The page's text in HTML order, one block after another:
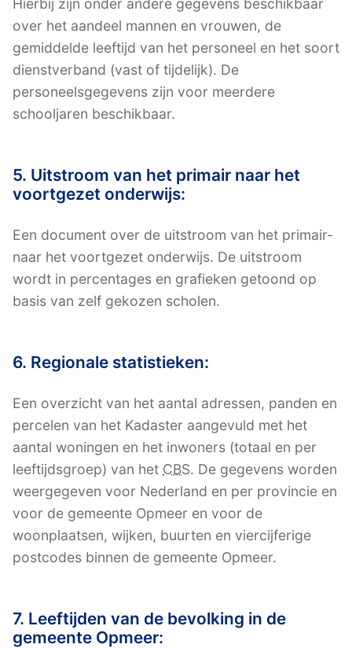
Hierbij zijn onder andere gegevens beschikbaar
over het aandeel mannen en vrouwen, de
gemiddelde leeftijd van het personeel en het soort
dienstverband (vast of tijdelijk). De
personeelsgegevens zijn voor meerdere
schooljaren beschikbaar.
5. Uitstroom van het primair naar het
voortgezet onderwijs:
Een document over de uitstroom van het primair-
naar het voortgezet onderwijs. De uitstroom
wordt in percentages en grafieken getoond op
basis van zelf gekozen scholen.
6. Regionale statistieken:
Een overzicht van het aantal adressen, panden en
percelen van het Kadaster aangevuld met het
aantal woningen en het inwoners (totaal en per
leeftijdsgroep) van het CBS. De gegevens worden
weergegeven voor Nederland en per provincie en
voor de gemeente Opmeer en voor de
woonplaatsen, wijken, buurten en viercijferige
postcodes binnen de gemeente Opmeer.
7. Leeftijden van de bevolking in de
gemeente Opmeer: